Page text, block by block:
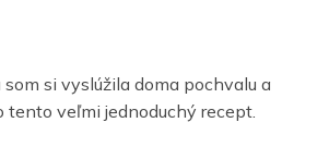
si vyslúžila doma pochvalu a
tento veľmi jednoduchý recept.